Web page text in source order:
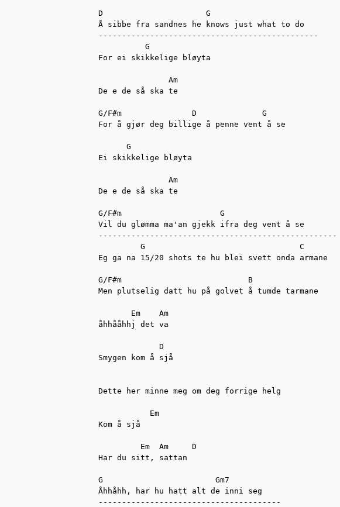
D                      G
Å sibbe fra sandnes he knows just what to do
-----------------------------------------------
          G
For ei skikkelige bløyta
               Am
De e de så ska te
G/F#m               D              G
For å gjør deg billige å penne vent å se
      G
Ei skikkelige bløyta
               Am
De e de så ska te
G/F#m                     G
Vil du glømma ma'an gjekk ifra deg vent å se
---------------------------------------------------
         G                                 C
Eg ga na 15/20 shots te hu blei svett onda armane
G/F#m                           B
Men plutselig datt hu på golvet å tumde tarmane
       Em    Am
åhhååhhj det va
             D
Smygen kom å sjå
Dette her minne meg om deg forrige helg
           Em
Kom å sjå
         Em  Am     D
Har du sitt, sattan
G                        Gm7
Åhhåhh, har hu hatt alt de inni seg
---------------------------------------